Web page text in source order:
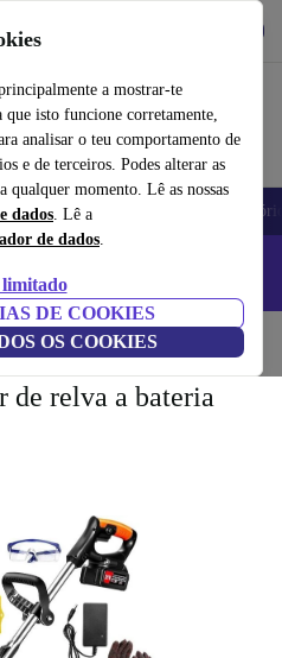
a mostrar-te
que isto funcione corretamente,
analisar o teu comportamento de
e de terceiros. Podes alterar as
a qualquer momento. Lê as nossas
dados. Lê a
de dados.
limitado
DE COOKIES
OS COOKIES
Tablets
iPhones – Código:
de jardim
de relva a bateria